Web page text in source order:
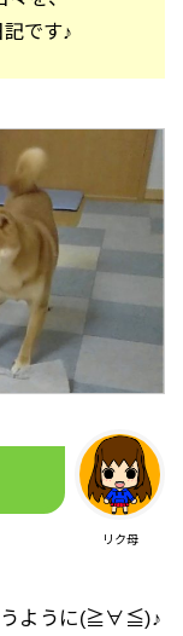
です♪
リク母
うように(≧∀≦)♪